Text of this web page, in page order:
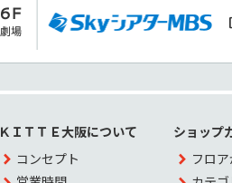
ＫＩＴＴＥ大阪について
コンセプト
ショップ
フロ